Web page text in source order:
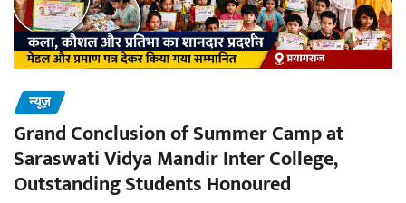
न्यूज़
Grand Conclusion of Summer Camp at
Saraswati Vidya Mandir Inter College,
Outstanding Students Honoured